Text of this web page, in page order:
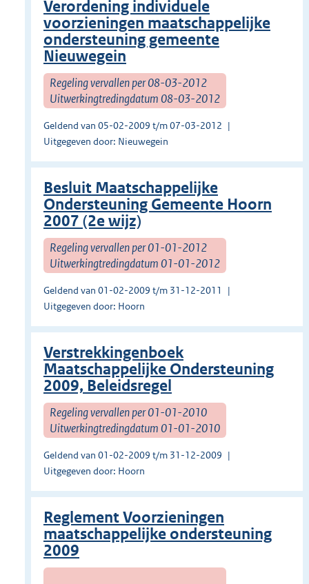
Verordening individuele
voorzieningen maatschappelijke
ondersteuning gemeente
Nieuwegein
Regeling vervallen per 08-03-2012
Uitwerkingtredingdatum 08-03-2012
Geldend van 05-02-2009 t/m 07-03-2012
Uitgegeven door: Nieuwegein
Besluit Maatschappelijke
Ondersteuning Gemeente Hoorn
2007 (2e wijz)
Regeling vervallen per 01-01-2012
Uitwerkingtredingdatum 01-01-2012
Geldend van 01-02-2009 t/m 31-12-2011
Uitgegeven door: Hoorn
Verstrekkingenboek
Maatschappelijke Ondersteuning
2009, Beleidsregel
Regeling vervallen per 01-01-2010
Uitwerkingtredingdatum 01-01-2010
Geldend van 01-02-2009 t/m 31-12-2009
Uitgegeven door: Hoorn
Reglement Voorzieningen
maatschappelijke ondersteuning
2009